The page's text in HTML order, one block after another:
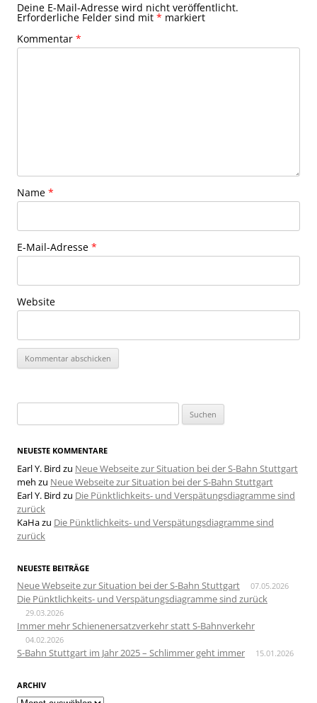
Deine E-Mail-Adresse wird nicht veröffentlicht.
Erforderliche Felder sind mit * markiert
Kommentar *
Name *
E-Mail-Adresse *
Website
nach:
NEUESTE KOMMENTARE
Earl Y. Bird zu Neue Webseite zur Situation bei der S-Bahn Stuttgart
meh zu Neue Webseite zur Situation bei der S-Bahn Stuttgart
Earl Y. Bird zu Die Pünktlichkeits- und Verspätungsdiagramme sind
zurück
KaHazu Die Pünktlichkeits- und Verspätungsdiagramme sind
zurück
NEUESTE BEITRÄGE
Neue Webseite zur Situation bei der S-Bahn Stuttgart 07.05.2026
Die Pünktlichkeits- und Verspätungsdiagramme sind zurück
29.03.2026
Immer mehr Schienenersatzverkehr statt S-Bahnverkehr
04.02.2026
S-Bahn Stuttgart im Jahr 2025 – Schlimmer geht immer 15.01.2026
ARCHIV
Archiv